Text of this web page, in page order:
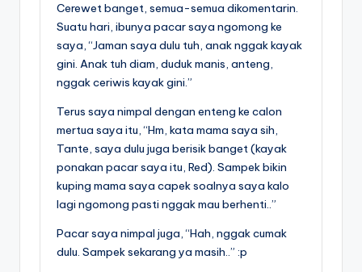
Cerewet banget, semua-semua dikomentarin.
Suatu hari, ibunya pacar saya ngomong ke
saya, “Jaman saya dulu tuh, anak nggak kayak
gini. Anak tuh diam, duduk manis, anteng,
nggak ceriwis kayak gini.”
Terus saya nimpal dengan enteng ke calon
mertua saya itu, “Hm, kata mama saya sih,
Tante, saya dulu juga berisik banget (kayak
ponakan pacar saya itu, Red). Sampek bikin
kuping mama saya capek soalnya saya kalo
lagi ngomong pasti nggak mau berhenti..”
Pacar saya nimpal juga, “Hah, nggak cumak
dulu. Sampek sekarang ya masih..” :p